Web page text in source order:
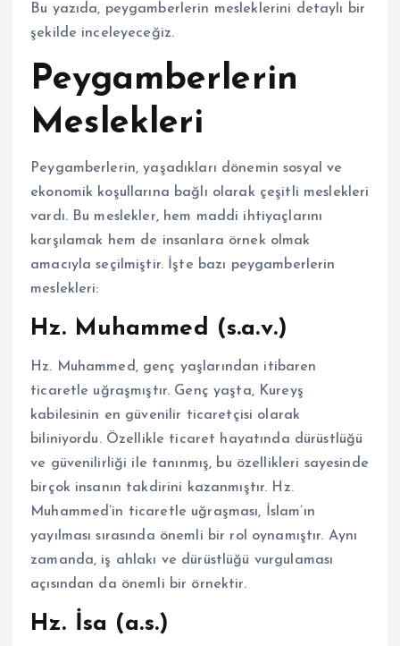
Bu yazıda, peygamberlerin mesleklerini detaylı bir
şekilde inceleyeceğiz.
Peygamberlerin
Meslekleri
Peygamberlerin, yaşadıkları dönemin sosyal ve
ekonomik koşullarına bağlı olarak çeşitli meslekleri
vardı. Bu meslekler, hem maddi ihtiyaçlarını
karşılamak hem de insanlara örnek olmak
amacıyla seçilmiştir. İşte bazı peygamberlerin
meslekleri:
Hz. Muhammed (s.a.v.)
Hz. Muhammed, genç yaşlarından itibaren
ticaretle uğraşmıştır. Genç yaşta, Kureyş
kabilesinin en güvenilir ticaretçisi olarak
biliniyordu. Özellikle ticaret hayatında dürüstlüğü
ve güvenilirliği ile tanınmış, bu özellikleri sayesinde
birçok insanın takdirini kazanmıştır. Hz.
Muhammed’in ticaretle uğraşması, İslam’ın
yayılması sırasında önemli bir rol oynamıştır. Aynı
zamanda, iş ahlakı ve dürüstlüğü vurgulaması
açısından da önemli bir örnektir.
Hz. İsa (a.s.)